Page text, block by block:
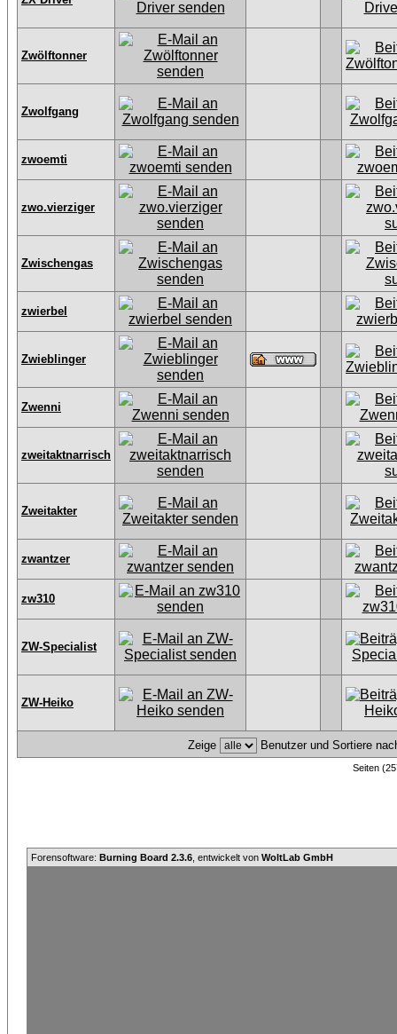
Zwölftonner
Zwolfgang
zwoemti
zwo.vierziger
Zwischengas
zwierbel
Zwieblinger
Zwenni
zweitaktnarrisch
Zweitakter
zwantzer
zw310
ZW-Specialist
ZW-Heiko
Zeige Benutzer und Sortiere
Seiten
Forensoftware: Burning Board 2.3.6 , entwickelt von WoltLab GmbH